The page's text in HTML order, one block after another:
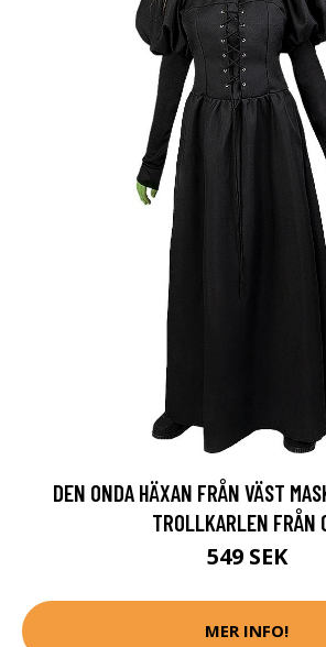
DEN ONDA HÄXAN FRÅN VÄST
TROLLKARLEN FRÅN
549 SEK
MER INFO!